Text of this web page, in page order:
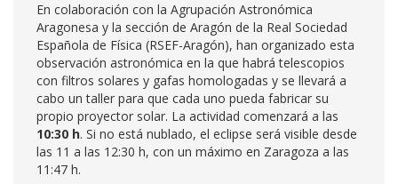
En colaboración con la Agrupación Astronómica
Aragonesa y la sección de Aragón de la Real Sociedad
Española de Física (RSEF-Aragón), han organizado esta
observación astronómica en la que habrá telescopios
con filtros solares y gafas homologadas y se llevará a
cabo un taller para que cada uno pueda fabricar su
propio proyector solar. La actividad comenzará a las
10:30 h. Si no está nublado, el eclipse será visible desde
las 11 a las 12:30 h, con un máximo en Zaragoza a las
11:47 h.